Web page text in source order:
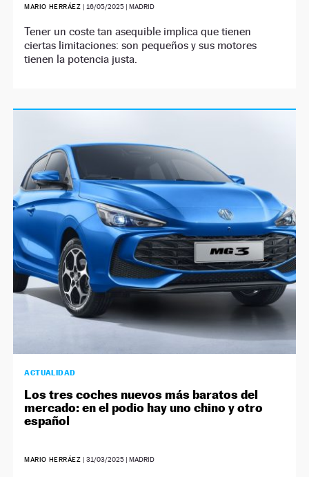
MARIO HERRÁEZ | 16/05/2025| MADRID
Tener un coste tan asequible implica que tienen
ciertas limitaciones: son pequeños y sus motores
tienen la potencia justa.
ACTUALIDAD
Los tres coches nuevos más baratos del
mercado: en el podio hay uno chino y otro
español
MARIO HERRÁEZ | 31/03/2025| MADRID